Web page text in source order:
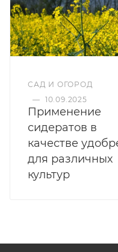
САД И ОГОРОД
— 10.09.2025
Применение
сидератов в
качестве
для различных
культур